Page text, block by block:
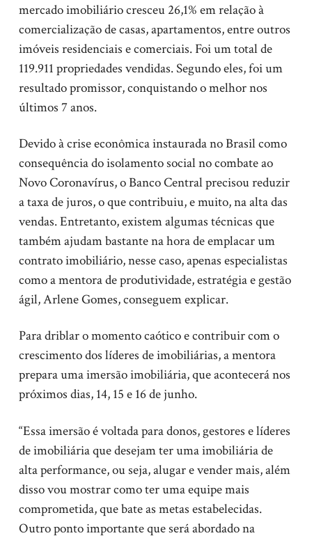
mercado imobiliário cresceu 26,1% em relação à
comercialização de casas, apartamentos, entre outros
imóveis residenciais e comerciais. Foi um total de
119.911 propriedades vendidas. Segundo eles, foi um
resultado promissor, conquistando o melhor nos
últimos 7 anos.
Devido à crise econômica instaurada no Brasil como
consequência do isolamento social no combate ao
Novo Coronavírus, o Banco Central precisou reduzir
a taxa de juros, o que contribuiu, e muito, na alta das
vendas. Entretanto, existem algumas técnicas que
também ajudam bastante na hora de emplacar um
contrato imobiliário, nesse caso, apenas especialistas
como a mentora de produtividade, estratégia e gestão
ágil, Arlene Gomes, conseguem explicar.
Para driblar o momento caótico e contribuir com o
crescimento dos líderes de imobiliárias, a mentora
prepara uma imersão imobiliária, que acontecerá nos
próximos dias, 14, 15 e 16 de junho.
“Essa imersão é voltada para donos, gestores e líderes
de imobiliária que desejam ter uma imobiliária de
alta performance, ou seja, alugar e vender mais, além
disso vou mostrar como ter uma equipe mais
comprometida, que bate as metas estabelecidas.
Outro ponto importante que será abordado na